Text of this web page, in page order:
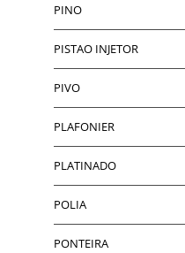
PINO
PISTAO INJETOR
PIVO
PLAFONIER
PLATINADO
POLIA
PONTEIRA